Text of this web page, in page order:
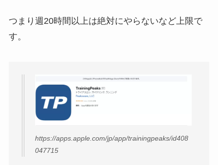
つまり週20時間以上は絶対にやらないなど上限で
す。
https://apps.apple.com/jp/app/trainingpeaks/id408
047715